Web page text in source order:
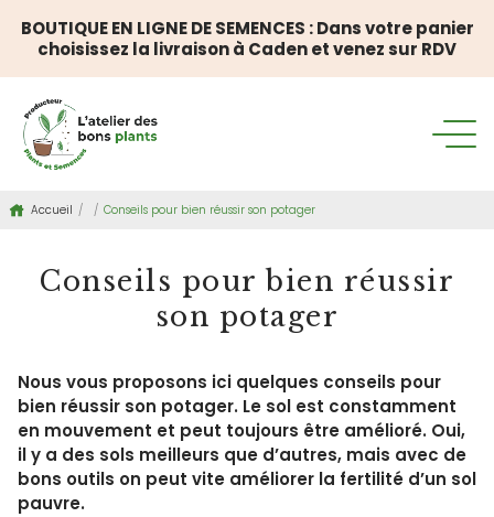
BOUTIQUE EN LIGNE DE SEMENCES : Dans votre panier
choisissez la livraison à Caden et venez sur RDV
Accueil / / Conseils pour bien réussir son potager
Conseils pour bien réussir
son potager
Nous vous proposons ici quelques conseils pour
bien réussir son potager. Le sol est constamment
en mouvement et peut toujours être amélioré. Oui,
il y a des sols meilleurs que d’autres, mais avec de
bons outils on peut vite améliorer la fertilité d’un sol
pauvre.